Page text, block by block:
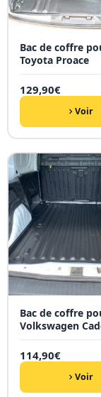
Bac de coffre
Toyota Proace
129,90€
Voir
Bac de coffre
Volkswagen
114,90€
Voir